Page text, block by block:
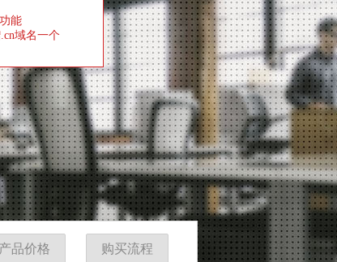
能
域名一个
产品价格 购买流程